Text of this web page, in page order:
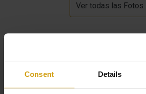
Consent Details
Ver todas las Fotos
Descripción